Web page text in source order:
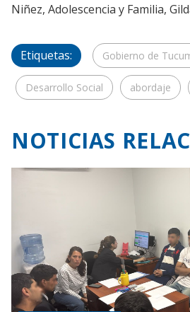
Niñez, Adolescencia y Familia,
Etiquetas: Gobierno de
Desarrollo Social abordaje
NOTICIAS